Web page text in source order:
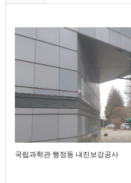
국립과학관 행정동 내진보강공사